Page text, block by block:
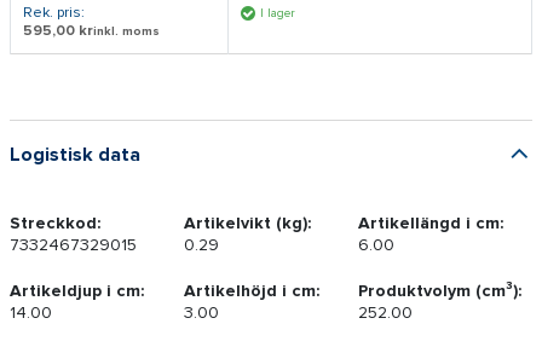
Rek. pris:
595,00 krinkl. moms
I lager
Logistisk data
Streckkod:
7332467329015
Artikelvikt (kg):
0.29
Artikellängd i cm:
6.00
Artikeldjup i cm:
14.00
Artikelhöjd i cm:
3.00
Produktvolym (cm³):
252.00